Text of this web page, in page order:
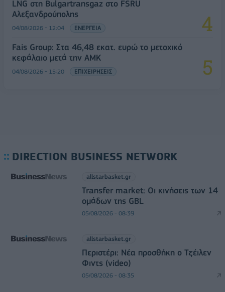
LNG στη Bulgartransgaz στο FSRU
Αλεξανδρούπολης
04/08/2026 - 12:04 ΕΝΕΡΓΕΙΑ
Fais Group: Στα 46,48 εκατ. ευρώ το μετοχικό
κεφάλαιο μετά την ΑΜΚ
04/08/2026 - 15:20 ΕΠΙΧΕΙΡΗΣΕΙΣ
DIRECTION BUSINESS NETWORK
allstarbasket.gr
Transfer market: Οι κινήσεις των 14
ομάδων της GBL
05/08/2026 - 08:39
allstarbasket.gr
Περιστέρι: Νέα προσθήκη ο Τζέιλεν
Φιντς (video)
05/08/2026 - 08:35